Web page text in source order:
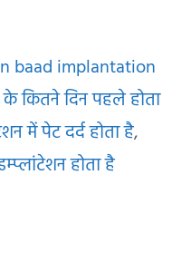
baad implantation
के कितने दिन पहले होता
में पेट दर्द होता है,
होता है